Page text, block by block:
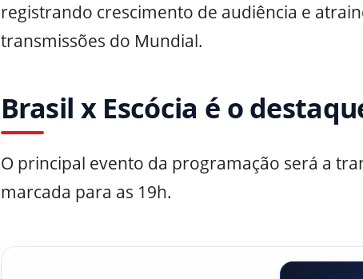
registrando crescimento de audiência e
transmissões do Mundial.
Brasil x Escócia é o
O principal evento da programação será a
marcada para as 19h.